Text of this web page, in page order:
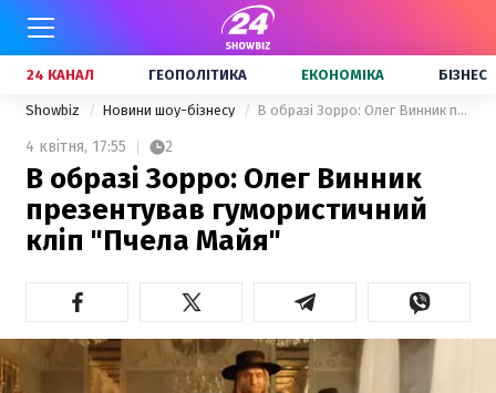
24 КАНАЛ ГЕОПОЛІТИКА ЕКОНОМІКА БІЗНЕС
Showbiz Новини шоу-бізнесу В образі Зорро: Олег Винник презентував гумористичний кліп "Пчела Майя"
4 квітня, 17:55 2
В образі Зорро: Олег Винник
презентував гумористичний
кліп "Пчела Майя"